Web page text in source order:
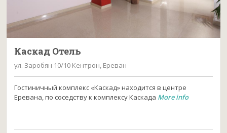
Каскад Отель
ул. Заробян 10/10 Кентрон, Ереван
Гостиничный комплекс «Каскад» находится в центре
Еревана, по соседству к комплексу Каскада More info